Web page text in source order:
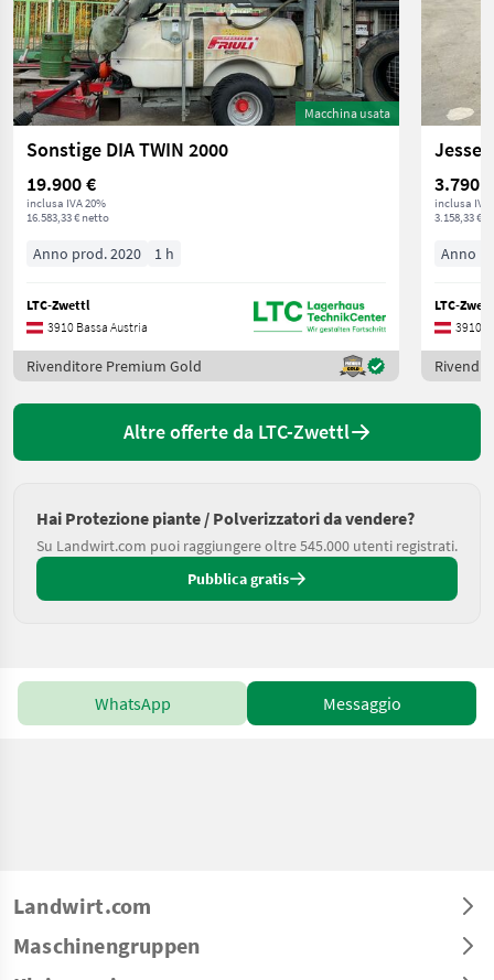
Macchina usata
Sonstige DIA TWIN 2000
19.900 €
inclusa IVA 20%
16.583,33 € netto
Anno prod. 2020 1 h
LTC-Zwettl
3910 Bassa Austria
Rivenditore Premium Gold
3.790 €
inclusa IVA
3.158,33 €
Anno
LTC-
3910
Altre offerte da LTC-Zwettl
Hai Protezione piante / Polverizzatori da vendere?
Su Landwirt.com puoi raggiungere oltre 545.000 utenti registrati.
Pubblica gratis
WhatsApp Messaggio
Landwirt.com
Maschinengruppen